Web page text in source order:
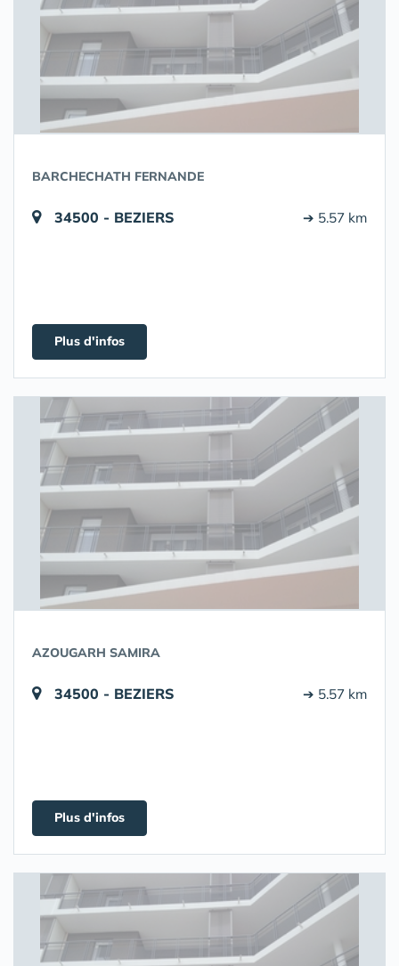
BARCHECHATH FERNANDE
34500 - BEZIERS ➔ 5.57 km
Plus d'infos
AZOUGARH SAMIRA
34500 - BEZIERS ➔ 5.57 km
Plus d'infos